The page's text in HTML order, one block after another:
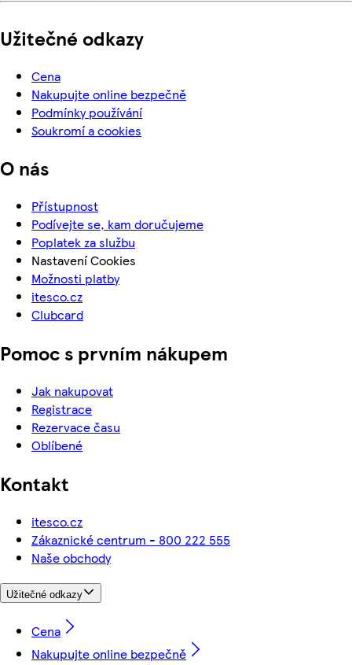
Užitečné odkazy
Cena
Nakupujte online bezpečně
Podmínky používání
Soukromí a cookies
O nás
Přístupnost
Podívejte se, kam doručujeme
Poplatek za službu
Nastavení Cookies
Možnosti platby
itesco.cz
Clubcard
Pomoc s prvním nákupem
Jak nakupovat
Registrace
Rezervace času
Oblíbené
Kontakt
itesco.cz
Zákaznické centrum - 800 222 555
Naše obchody
Užitečné odkazy
Cena
Nakupujte online bezpečně